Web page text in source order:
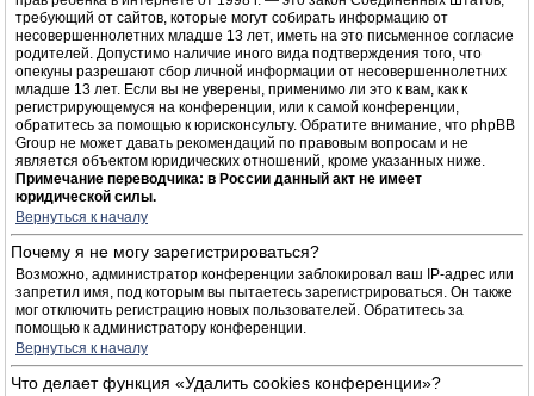
требующий от сайтов, которые могут собирать информацию от
несовершеннолетних младше 13 лет, иметь на это письменное согласие
родителей. Допустимо наличие иного вида подтверждения того, что
опекуны разрешают сбор личной информации от несовершеннолетних
младше 13 лет. Если вы не уверены, применимо ли это к вам, как к
регистрирующемуся на конференции, или к самой конференции,
обратитесь за помощью к юрисконсульту. Обратите внимание, что phpBB
Group не может давать рекомендаций по правовым вопросам и не
является объектом юридических отношений, кроме указанных ниже.
Примечание переводчика: в России данный акт не имеет
юридической силы.
Вернуться к началу
Почему я не могу зарегистрироваться?
Возможно, администратор конференции заблокировал ваш IP-адрес или
запретил имя, под которым вы пытаетесь зарегистрироваться. Он также
мог отключить регистрацию новых пользователей. Обратитесь за
помощью к администратору конференции.
Вернуться к началу
Что делает функция «Удалить cookies конференции»?